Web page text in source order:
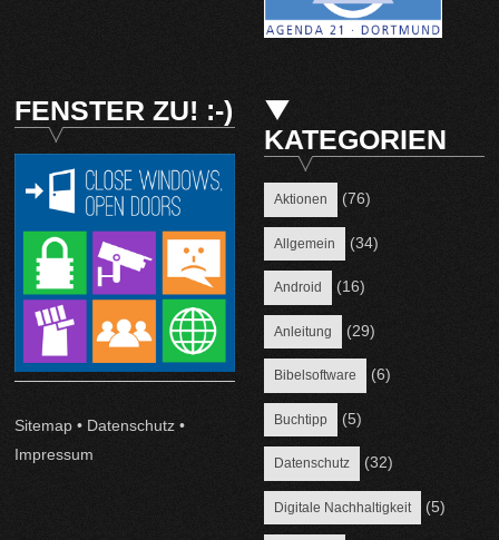
FENSTER ZU! :-)
Sitemap • Datenschutz •
Impressum
KATEGORIEN
Aktionen (76)
Allgemein (34)
Android (16)
Anleitung (29)
Bibelsoftware (6)
Buchtipp (5)
Datenschutz (32)
Digitale Nachhaltigkeit (5)